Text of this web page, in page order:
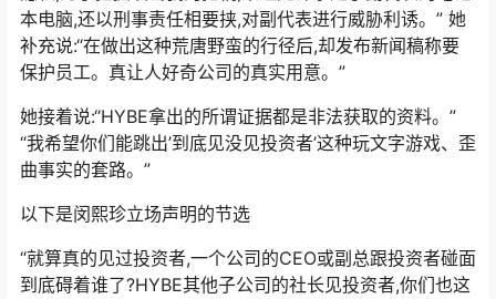
本电脑,还以刑事责任相要挟,对副代表进行威胁利诱。” 她
补充说:“在做出这种荒唐野蛮的行径后,却发布新闻稿称要
保护员工。真让人好奇公司的真实用意。”
她接着说:“HYBE拿出的所谓证据都是非法获取的资料。”
“我希望你们能跳出’到底见没见投资者’这种玩文字游戏、歪
曲事实的套路。”
以下是闵熙珍立场声明的节选
“就算真的见过投资者,一个公司的CEO或副总跟投资者碰面
到底碍着谁了?HYBE其他子公司的社长见投资者,你们也这